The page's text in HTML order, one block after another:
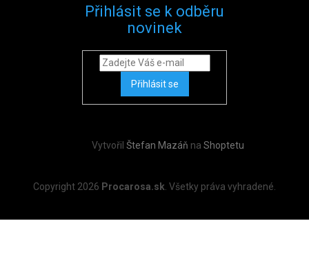
Přihlásit se k odběru
novinek
Přihlásit se
Vytvořil Štefan Mazáň na Shoptetu
Copyright 2026 Procarosa.sk . Všetky práva vyhradené.